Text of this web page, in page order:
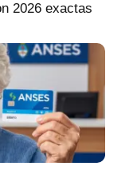
2026 exactas